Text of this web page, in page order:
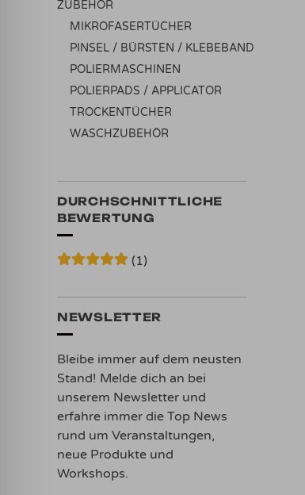
ZUBEHÖR
MIKROFASERTÜCHER
PINSEL / BÜRSTEN / KLEBEBAND
POLIERMASCHINEN
POLIERPADS / APPLICATOR
TROCKENTÜCHER
WASCHZUBEHÖR
DURCHSCHNITTLICHE
BEWERTUNG
(1)
NEWSLETTER
Bleibe immer auf dem neusten
Stand! Melde dich an bei
unserem Newsletter und
erfahre immer die Top News
rund um Veranstaltungen,
neue Produkte und
Workshops.